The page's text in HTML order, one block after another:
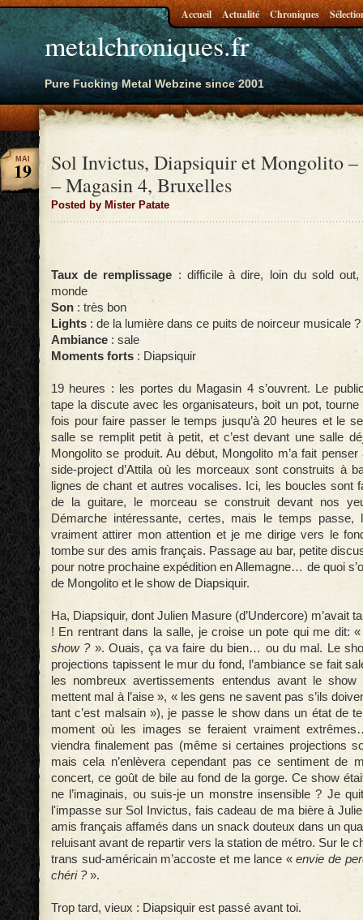
metalchroniques.fr
Pure Fucking Metal Webzine since 2001
Accueil Actualité Chroniques
Sol Invictus, Diapsiquir et Mongolito –
– Magasin 4, Bruxelles
Posted by Mister Patate
MAI
19
Taux de remplissage : difficile à dire, loin du sold
monde
Son : très bon
Lights : de la lumière dans ce puits de noirceur musicale ?
Ambiance : sale
Moments forts : Diapsiquir
19 heures : les portes du Magasin 4 s’ouvrent. Le
tape la discute avec les organisateurs, boit un pot,
fois pour faire passer le temps jusqu’à 20 heures et le
salle se remplit petit à petit, et c’est devant une salle
Mongolito se produit. Au début, Mongolito m’a fait
side-project d’Attila où les morceaux sont construits à
lignes de chant et autres vocalises. Ici, les boucles sont
de la guitare, le morceau se construit devant nos
Démarche intéressante, certes, mais le temps passe,
vraiment attirer mon attention et je me dirige vers le
tombe sur des amis français. Passage au bar, petite
pour notre prochaine expédition en Allemagne… de quoi
de Mongolito et le show de Diapsiquir.
Ha, Diapsiquir, dont Julien Masure (d’Undercore) m’avait
! En rentrant dans la salle, je croise un pote qui me dit:
show ?». Ouais, ça va faire du bien… ou du mal. Le
projections tapissent le mur du fond, l’ambiance se fait
les nombreux avertissements entendus avant le show
mettent mal à l’aise », « les gens ne savent pas s’ils
tant c’est malsain »), je passe le show dans un état de
moment où les images se feraient vraiment
viendra finalement pas (même si certaines projections
mais cela n’enlèvera cependant pas ce sentiment de
concert, ce goût de bile au fond de la gorge. Ce show
ne l’imaginais, ou suis-je un monstre insensible ? Je
l'impasse sur Sol Invictus, fais cadeau de ma bière à
amis français affamés dans un snack douteux dans un
reluisant avant de repartir vers la station de métro. Sur le
trans sud-américain m’accoste et me lance «envie de
chéri ?».
Trop tard, vieux : Diapsiquir est passé avant toi.